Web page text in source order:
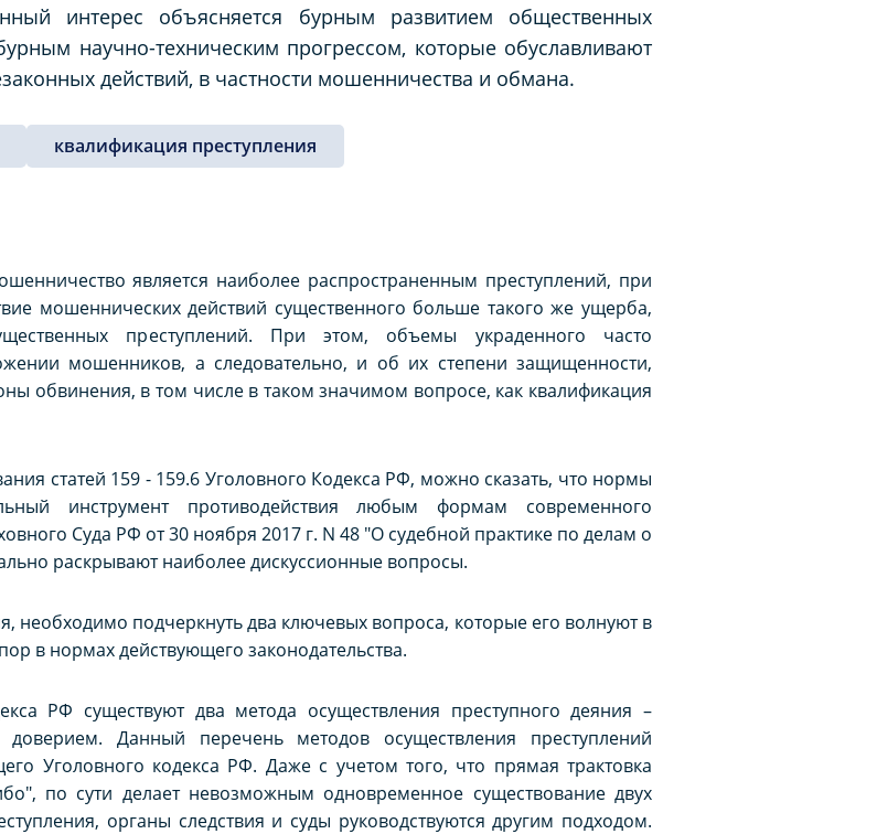
интерес объясняется бурным развитием общественных
научно-техническим прогрессом, которые обуславливают
действий, в частности мошенничества и обмана.
квалификация преступления
является наиболее распространенным преступлений, при
мошеннических действий существенного больше такого же ущерба,
преступлений. При этом, объемы украденного часто
мошенников, а следовательно, и об их степени защищенности,
обвинения, в том числе в таком значимом вопросе, как квалификация
статей 159 - 159.6 Уголовного Кодекса РФ, можно сказать, что нормы
инструмент противодействия любым формам современного
Суда РФ от 30 ноября 2017 г. N 48 "О судебной практике по делам о
раскрывают наиболее дискуссионные вопросы.
необходимо подчеркнуть два ключевых вопроса, которые его волнуют в
в нормах действующего законодательства.
РФ существуют два метода осуществления преступного деяния –
Данный перечень методов осуществления преступлений
Уголовного кодекса РФ. Даже с учетом того, что прямая трактовка
по сути делает невозможным одновременное существование двух
органы следствия и суды руководствуются другим подходом.